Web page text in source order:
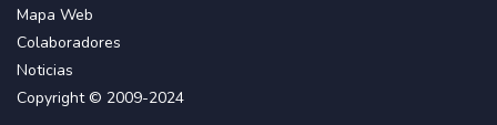
Mapa Web
Colaboradores
Noticias
Copyright © 2009-2024